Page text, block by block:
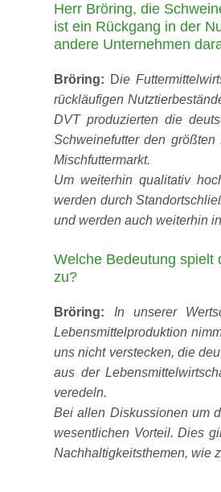
Herr Bröring, die
ist ein Rückgang in der
andere Unternehmen
Bröring: Die
rückläufigen
DVT produzierten die
Schweinefutter den
Mischfuttermarkt.
Um weiterhin qualitativ
werden durch
und werden auch weiterhin
Welche Bedeutung spielt
zu?
Bröring:
In unserer
Lebensmittelproduktion
uns nicht verstecken, die
aus der
veredeln.
Bei allen Diskussionen um
wesentlichen Vorteil. Dies
Nachhaltigkeitsthemen, wie